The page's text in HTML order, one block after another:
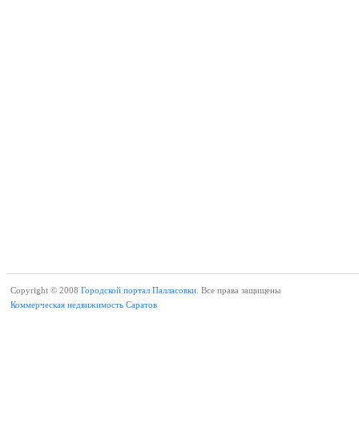
Copyright © 2008 Городской портал Палласовки. Все права защищены
Коммерческая недвижимость Саратов